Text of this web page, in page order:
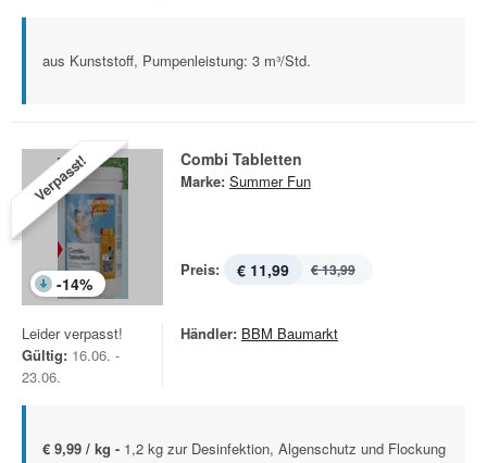
aus Kunststoff, Pumpenleistung: 3 m³/Std.
Verpasst!
-14%
Combi Tabletten
Marke: Summer Fun
Preis: € 11,99 € 13,99
Leider verpasst!
Gültig: 16.06. -
23.06.
Händler: BBM Baumarkt
€ 9,99 / kg - 1,2 kg zur Desinfektion, Algenschutz und Flockung